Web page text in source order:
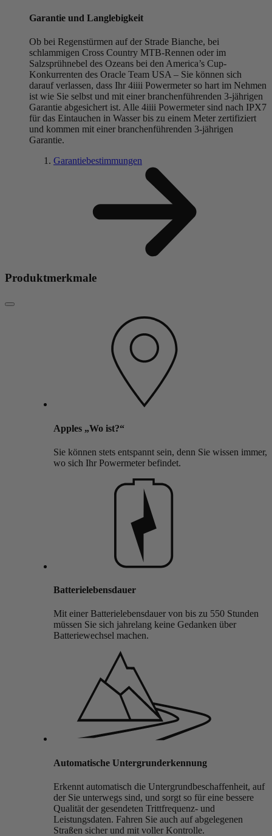
Garantie und Langlebigkeit
Ob bei Regenstürmen auf der Strade Bianche, bei
schlammigen Cross Country MTB-Rennen oder im
Salzsprühnebel des Ozeans bei den America’s Cup-
Konkurrenten des Oracle Team USA – Sie können sich
darauf verlassen, dass Ihr 4iiii Powermeter so hart im Nehmen
ist wie Sie selbst und mit einer branchenführenden 3-jährigen
Garantie abgesichert ist. Alle 4iiii Powermeter sind nach IPX7
für das Eintauchen in Wasser bis zu einem Meter zertifiziert
und kommen mit einer branchenführenden 3-jährigen
Garantie.
Garantiebestimmungen
Produktmerkmale
Apples „Wo ist?“
Sie können stets entspannt sein, denn Sie wissen immer,
wo sich Ihr Powermeter befindet.
Batterielebensdauer
Mit einer Batterielebensdauer von bis zu 550 Stunden
müssen Sie sich jahrelang keine Gedanken über
Batteriewechsel machen.
Automatische Untergrunderkennung
Erkennt automatisch die Untergrundbeschaffenheit, auf
der Sie unterwegs sind, und sorgt so für eine bessere
Qualität der gesendeten Trittfrequenz- und
Leistungsdaten. Fahren Sie auch auf abgelegenen
Straßen sicher und mit voller Kontrolle.